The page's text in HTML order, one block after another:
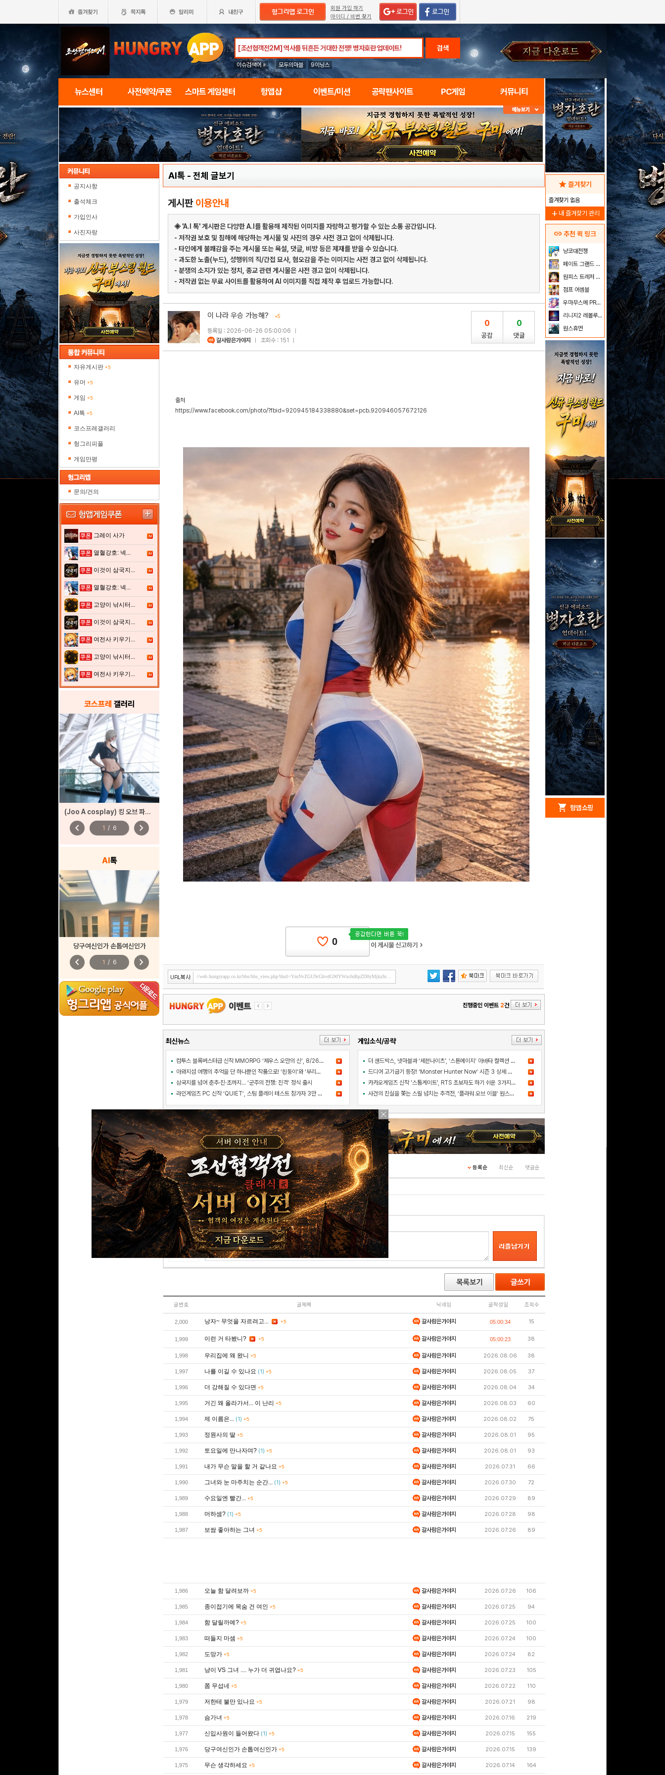
회원 가입 하기
아이디 / 비번 찾기
검색
이슈검색어 » 모두의마블 9이닝스
뉴스센터 사전예약/쿠폰 스마트 게임센터 헝앱샵 이벤트/미션 공략팬사이트 PC게임 커뮤니티
공지사항
출석체크
가입인사
사진자랑
자유게시판 +5
유머 +5
게임 +5
AI톡 +5
코스프레갤러리
헝그리피플
게임만평
문의/건의
그레이 사가
열혈강호: 넥...
이것이 삼국지...
열혈강호: 넥...
고양이 낚시터...
이것이 삼국지...
여전사 키우기...
고양이 낚시터...
여전사 키우기...
코스프레 갤러리
(Joo A cosplay) 킹 오브 파이터즈
chevron_left 1 / 6 chevron_right
AI톡
당구여신인가 손톱여신인가
chevron_left 1 / 6 chevron_right
AI톡 - 전체 글보기
게시판이용안내
◈ 'A.I 톡' 게시판은 다양한 A.I를 활용해 제작된 이미지를 자랑하고 평가할 수 있는 소통 공간입니다.
- 저작권 보호 및 침해에 해당하는 게시물 및 사진의 경우 사전 경고 없이 삭제됩니다.
- 타인에게 불쾌감을 주는 게시물 또는 욕설, 댓글, 비방 등은 제재를 받을 수 있습니다.
- 과도한 노출(누드), 성행위의 직/간접 묘사, 혐오감을 주는 이미지는 사전 경고 없이 삭제됩니다.
- 분쟁의 소지가 있는 정치, 종교 관련 게시물은 사전 경고 없이 삭제됩니다.
- 저작권 없는 무료 사이트를 활용하여 AI 이미지를 직접 제작 후 업로드 가능합니다.
이 나라 우승 가능해? +5
0 0
등록일 : 2026-06-26 05:00:06
갈사람은가야지
조회수 : 151
출처
https://www.facebook.com/photo/?fbid=920945184338880&set=pcb.920946057672126
0
진행중인 이벤트 2건
최신뉴스
컴투스 블록버스터급 신작 MMORPG ‘제우스 오만의 신’, 8/26 출시
아와지섬 여행의 추억을 단 하나뿐인 작품으로! ‘흰둥이’와 ‘부리부리대마왕’의 오리지널 도기 색칠 체험 등장
삼국지를 넘어 춘추·진·초까지… ‘군주의 전쟁: 진격’ 정식 출시
라인게임즈 PC 신작 ‘QUIET’, 스팀 플레이 테스트 참가자 3만 명 돌파
게임소식/공략
더 샌드박스, 넷마블과 ‘세븐나이츠', ‘스톤에이지’ 아바타 컬렉션 출시
드디어 고기굽기 등장! ‘Monster Hunter Now’ 시즌 3 상세 정보 공개
카카오게임즈 신작 '스톰게이트', RTS 초보자도 하기 쉬운 3가지 이유
사건의 진실을 쫓는 스릴 넘치는 추격전, ‘플라워 오브 이블’ 원스토어 정식 출시!
댓글 0 댓글 쓰기 등록순 최신순 댓글순
리플 0건 l 1/0 페이지
리플쓰기 이모티콘 주사위 이미지첨부
글번호 글제목 닉네임 글작성일 조회수
2,000 낭자~ 무엇을 자르려고... +5 갈사람은가야지 05:00:34 15
1,999 이런 거 타봤니? +5 갈사람은가야지 05:00:23 38
1,998 우리집에 왜 왔니 +5 갈사람은가야지 2026.08.06 38
1,997 나를 이길 수 있나요 (1) +5 갈사람은가야지 2026.08.05 37
1,996 더 강해질 수 있다면 +5 갈사람은가야지 2026.08.04 34
1,995 거긴 왜 올라가서... 이 난리 +5 갈사람은가야지 2026.08.03 60
1,994 제 이름은... (1) +5 갈사람은가야지 2026.08.02 75
1,993 정원사의 딸 +5 갈사람은가야지 2026.08.01 95
1,992 토요일에 만나자며? (1) +5 갈사람은가야지 2026.08.01 93
1,991 내가 무슨 말을 할 거 같나요 +5 갈사람은가야지 2026.07.31 66
1,990 그녀와 눈 마주치는 순간... (1) +5 갈사람은가야지 2026.07.30 72
1,989 수요일엔 빨간... +5 갈사람은가야지 2026.07.29 89
1,988 머하셈? (1) +5 갈사람은가야지 2026.07.28 98
1,987 보쌈 좋아하는 그녀 +5 갈사람은가야지 2026.07.26 89
1,986 오늘 함 달려보까 +5 갈사람은가야지 2026.07.26 106
1,985 종이접기에 목숨 건 여인 +5 갈사람은가야지 2026.07.25 94
1,984 함 달릴까예? +5 갈사람은가야지 2026.07.25 100
1,983 떠들지 마셈 +5 갈사람은가야지 2026.07.24 100
1,982 도망가 +5 갈사람은가야지 2026.07.24 82
1,981 냥이 VS 그녀 .... 누가 더 귀엽나요? +5 갈사람은가야지 2026.07.23 105
1,980 쫌 무섭네 +5 갈사람은가야지 2026.07.22 110
1,979 저한테 불만 있나요 +5 갈사람은가야지 2026.07.21 98
1,978 슴가녀 +5 갈사람은가야지 2026.07.16 219
1,977 신입사원이 들어왔다 (1) +5 갈사람은가야지 2026.07.15 155
1,976 당구여신인가 손톱여신인가 +5 갈사람은가야지 2026.07.15 139
1,975 무슨 생각하세요 +5 갈사람은가야지 2026.07.14 164
star 즐겨찾기
즐겨찾기 없음
add 내 즐겨찾기 관리
link 추천 퀵 링크
냥코대전쟁
페이트 그랜드 오더
원피스 트레저 크루즈
점프 어셈블
우마무스메 PRETTY DERBY
리니지2 레볼루션
원스휴먼
redeem 헝앱 경품
구글 플레이 기프트카드
15,000원 (추첨)
100 밥알
문화상품권 10000원
(추첨)
100 밥알
문화상품권 5000원 (추
100
shopping_cart 헝앱 쇼핑